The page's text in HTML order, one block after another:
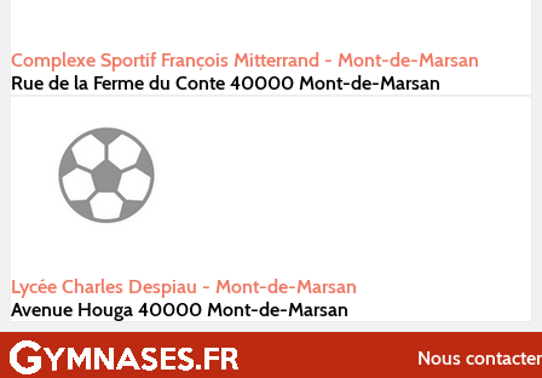
Complexe Sportif François Mitterrand - Mont-de-Marsan
Rue de la Ferme du Conte 40000 Mont-de-Marsan
Lycée Charles Despiau - Mont-de-Marsan
Avenue Houga 40000 Mont-de-Marsan
Nous contacter